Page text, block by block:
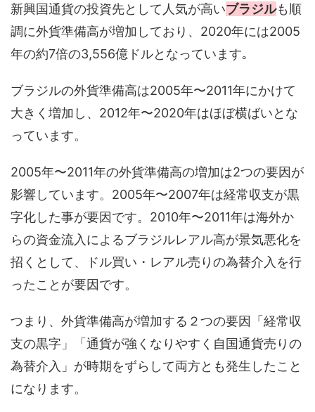
新興国通貨の投資先として人気が高いブラジルも順
調に外貨準備高が増加しており、2020年には2005
年の約7倍の3,556億ドルとなっています｡
ブラジルの外貨準備高は2005年〜2011年にかけて
大きく増加し、2012年〜2020年はほぼ横ばいとな
っています。
2005年〜2011年の外貨準備高の増加は2つの要因が
影響しています。2005年〜2007年は経常収支が黒
字化した事が要因です。2010年〜2011年は海外か
らの資金流入によるブラジルレアル高が景気悪化を
招くとして、ドル買い・レアル売りの為替介入を行
ったことが要因です。
つまり、外貨準備高が増加する２つの要因「経常収
支の黒字」「通貨が強くなりやすく自国通貨売りの
為替介入」が時期をずらして両方とも発生したこと
になります。